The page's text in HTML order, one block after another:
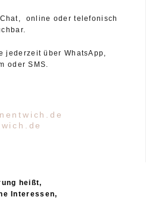
online oder telefonisch
jederzeit über WhatsApp,
oder SMS.
heißt,
Interessen,